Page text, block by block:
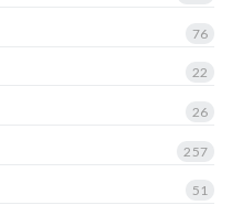
76
22
26
257
51